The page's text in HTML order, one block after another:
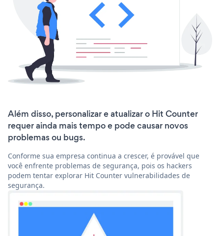
Além disso, personalizar e atualizar o Hit Counter
requer ainda mais tempo e pode causar novos
problemas ou bugs.
Conforme sua empresa continua a crescer, é provável que
você enfrente problemas de segurança, pois os hackers
podem tentar explorar Hit Counter vulnerabilidades de
segurança.